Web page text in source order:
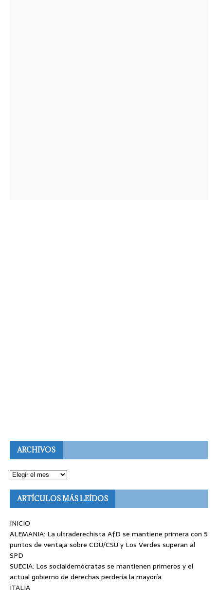
ARCHIVOS
ARTÍCULOS MÁS LEÍDOS
INICIO
ALEMANIA: La ultraderechista AfD se mantiene primera con 5
puntos de ventaja sobre CDU/CSU y Los Verdes superan al
SPD
SUECIA: Los socialdemócratas se mantienen primeros y el
actual gobierno de derechas perdería la mayoría
ITALIA